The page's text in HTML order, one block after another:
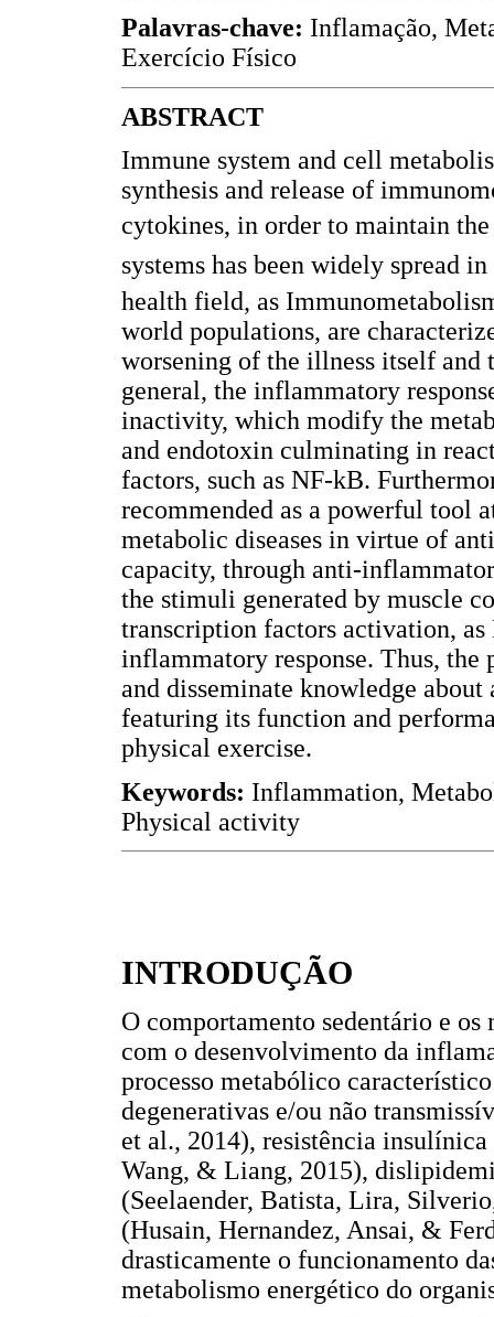
Palavras-chave: Inflamação,
Exercício Físico
ABSTRACT
Immune system and cell
synthesis and release of
cytokines, in order to maintain the
systems has been widely spread
health field, as
world populations, are
worsening of the illness itself
general, the inflammatory
inactivity, which modify the
and endotoxin culminating in
factors, such as NF-kB.
recommended as a powerful tool
metabolic diseases in virtue of
capacity, through anti-
the stimuli generated by muscle
transcription factors activation,
inflammatory response. Thus,
and disseminate knowledge
featuring its function and
physical exercise.
Keywords: Inflammation,
Physical activity
INTRODUÇÃO
O comportamento sedentário e os
com o desenvolvimento da
processo metabólico
degenerativas e/ou não
et al., 2014), resistência
Wang, & Liang, 2015),
(Seelaender, Batista, Lira,
(Husain, Hernandez, Ansai, &
drasticamente o funcionamento
metabolismo energético do